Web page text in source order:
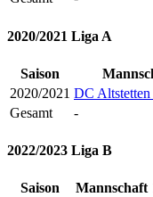
2020/2021 Liga A
Saison
2020/2021 DC Altstetten
Gesamt
-
2022/2023 Liga B
Saison Mannschaft